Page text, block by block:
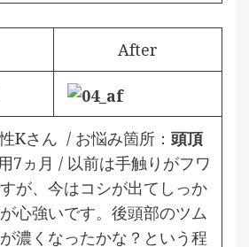
After
Kさん / お悩み箇所： 頭頂
7ヵ月 / 以前は手触りがフワ
が、今はコシが出てしっか
心強いです。後頭部のツム
濃くなったかな？という程